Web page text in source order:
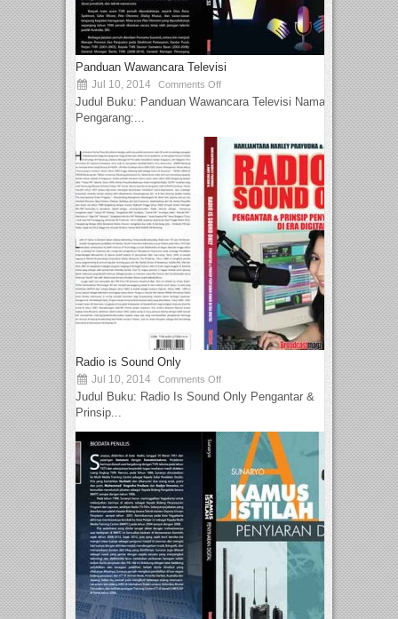
Panduan Wawancara Televisi
Jul 10, 2014 Comments Off
Judul Buku: Panduan Wawancara Televisi Nama
Pengarang:...
Radio is Sound Only
Jul 10, 2014 Comments Off
Judul Buku: Radio Is Sound Only Pengantar &
Prinsip...